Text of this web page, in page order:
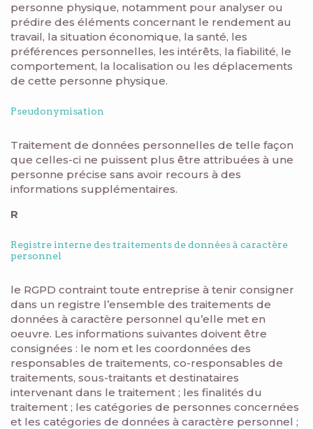
personne physique, notamment pour analyser ou
prédire des éléments concernant le rendement au
travail, la situation économique, la santé, les
préférences personnelles, les intérêts, la fiabilité, le
comportement, la localisation ou les déplacements
de cette personne physique.
Pseudonymisation
Traitement de données personnelles de telle façon
que celles-ci ne puissent plus être attribuées à une
personne précise sans avoir recours à des
informations supplémentaires.
R
Registre interne des traitements de données à caractère
personnel
le RGPD contraint toute entreprise à tenir consigner
dans un registre l’ensemble des traitements de
données à caractère personnel qu’elle met en
oeuvre. Les informations suivantes doivent être
consignées : le nom et les coordonnées des
responsables de traitements, co-responsables de
traitements, sous-traitants et destinataires
intervenant dans le traitement ; les finalités du
traitement ; les catégories de personnes concernées
et les catégories de données à caractère personnel ;